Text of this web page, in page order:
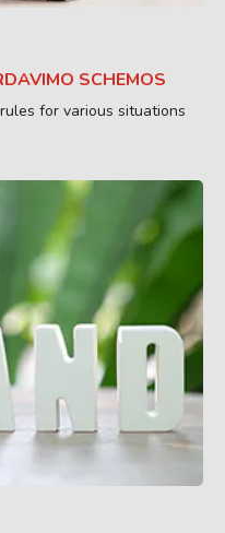
SCHEMOS
for various situations